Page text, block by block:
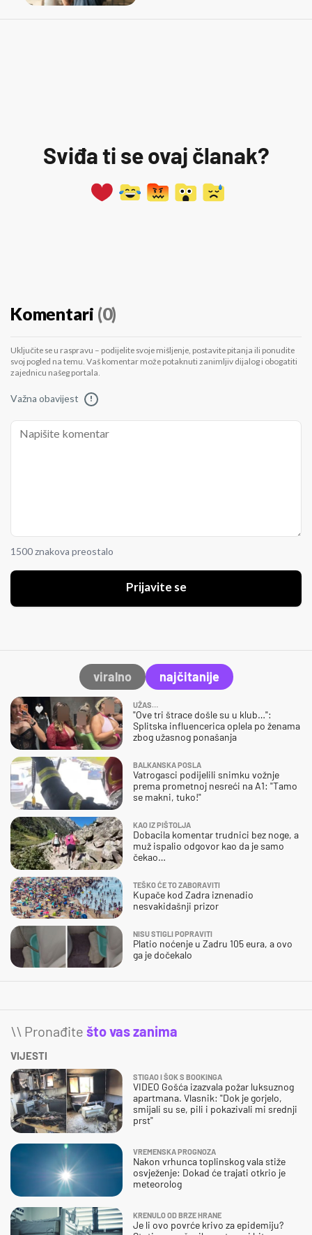
Sviđa ti se ovaj članak?
Komentari (0)
Uključite se u raspravu – podijelite svoje mišljenje, postavite pitanja ili ponudite
svoj pogled na temu. Vaš komentar može potaknuti zanimljiv dijalog i obogatiti
zajednicu našeg portala.
Važna obavijest !
1500 znakova preostalo
Prijavite se
viralno najčitanije
UŽAS…
"Ove tri štrace došle su u klub…":
Splitska influencerica oplela po ženama
zbog užasnog ponašanja
BALKANSKA POSLA
Vatrogasci podijelili snimku vožnje
prema prometnoj nesreći na A1: "Tamo
se makni, tuko!"
KAO IZ PIŠTOLJA
Dobacila komentar trudnici bez noge, a
muž ispalio odgovor kao da je samo
čekao…
TEŠKO ĆE TO ZABORAVITI
Kupače kod Zadra iznenadio
nesvakidašnji prizor
NISU STIGLI POPRAVITI
Platio noćenje u Zadru 105 eura, a ovo
ga je dočekalo
\\ Pronađite što vas zanima
VIJESTI
STIGAO I ŠOK S BOOKINGA
VIDEO Gošća izazvala požar luksuznog
apartmana. Vlasnik: "Dok je gorjelo,
smijali su se, pili i pokazivali mi srednji
prst"
VREMENSKA PROGNOZA
Nakon vrhunca toplinskog vala stiže
osvježenje: Dokad će trajati otkrio je
meteorolog
KRENULO OD BRZE HRANE
Je li ovo povrće krivo za epidemiju?